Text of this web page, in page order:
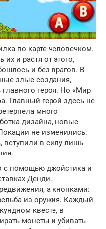
по карте человечком.
их и растя от этого,
и без врагов. В
злые создания,
главного героя. Но «Мир
Главный герой здесь не
много
дизайна, новые
не изменились:
вступили в силу лишь
с помощью джойстика и
Денди.
а кнопками:
из оружия. Каждый
квесте, в
монеты и убивать